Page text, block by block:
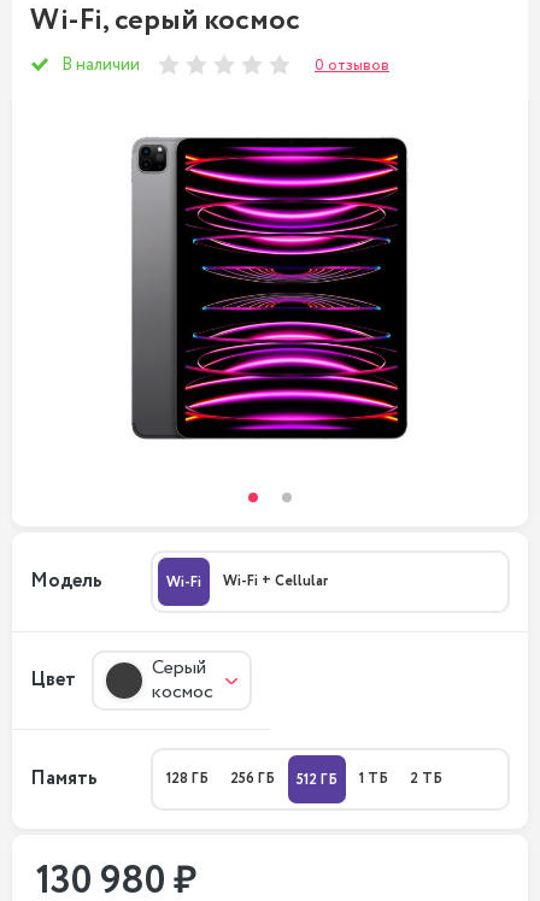
Wi-Fi, серый космос
В наличии 0 отзывов
Модель Wi-Fi Wi-Fi + Cellular
Цвет
Серый
космос
Память 128 ГБ 256 ГБ 512 ГБ 1 ТБ 2 ТБ
130 980 ₽